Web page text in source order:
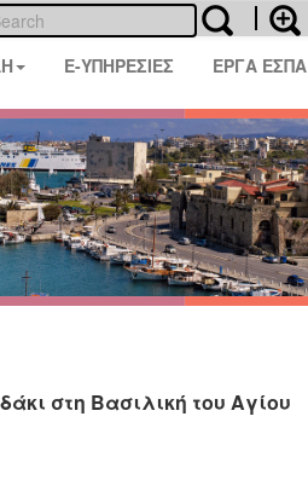
E-ΥΠΗΡΕΣΙΕΣ ΕΡΓΑ ΕΣΠΑ
στη Βασιλική του Αγίου